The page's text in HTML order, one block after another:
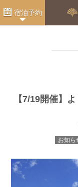
【7/19開催】
お知ら
宿泊予約